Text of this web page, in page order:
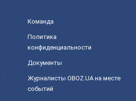
Команда
Политика
конфиденциальности
Документы
Журналисты OBOZ.UA на месте
событий